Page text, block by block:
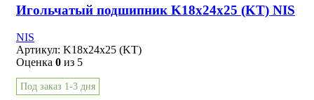
Игольчатый подшипник K18x24x25 (KT) NIS
NIS
Артикул: K18x24x25 (KT)
Оценка 0 из 5
Под заказ 1-3 дня